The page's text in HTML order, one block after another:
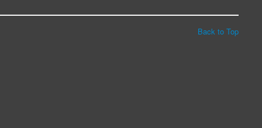
Back to Top